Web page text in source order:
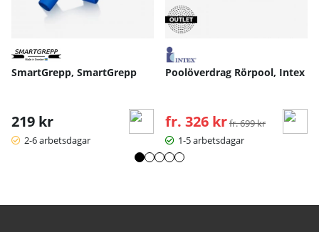
SmartGrepp, SmartGrepp
219 kr
2-6 arbetsdagar
Poolöverdrag Rörpool, Intex
fr. 326 kr Ordinarie pris:
fr. 699 kr
1-5 arbetsdagar